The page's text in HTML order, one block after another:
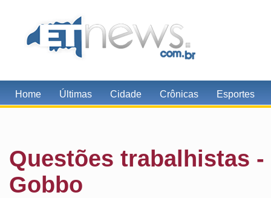
Home Últimas Cidade Crônicas Esportes
Questões trabalhistas -
Gobbo